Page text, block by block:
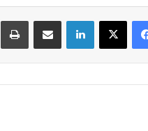
فیس بوک لینکدین از طریق ایمیل به اشتراک بگذارید